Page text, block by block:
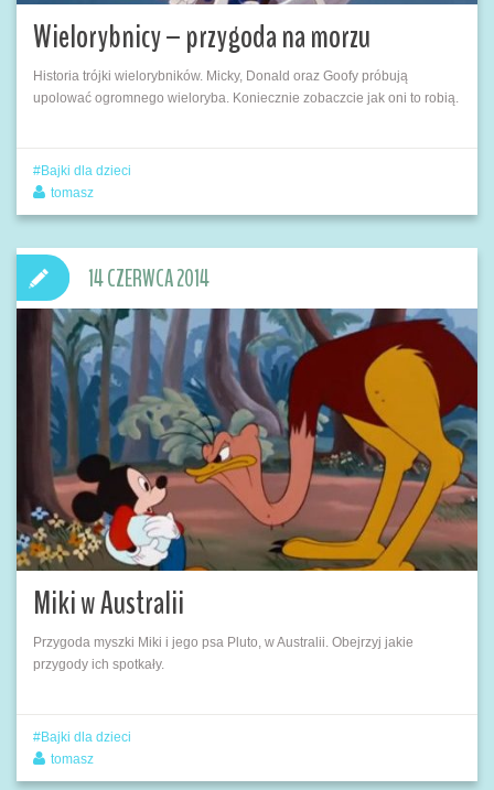
Wielorybnicy – przygoda na morzu
Historia trójki wielorybników. Micky, Donald oraz Goofy próbują
upolować ogromnego wieloryba. Koniecznie zobaczcie jak oni to robią.
Bajki dla dzieci
tomasz
Miki w Australii
Przygoda myszki Miki i jego psa Pluto, w Australii. Obejrzyj jakie
przygody ich spotkały.
14 CZERWCA 2014
Bajki dla dzieci
tomasz